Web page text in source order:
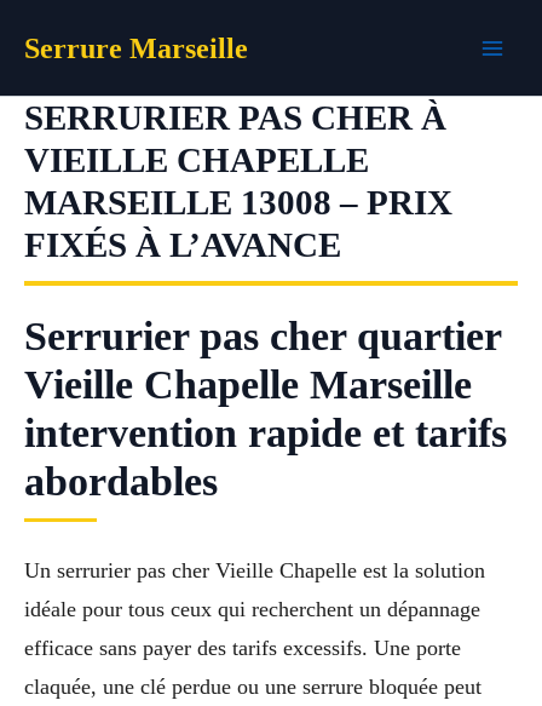
Serrure Marseille
SERRURIER PAS CHER À
VIEILLE CHAPELLE
MARSEILLE 13008 – PRIX
FIXÉS À L’AVANCE
Serrurier pas cher quartier
Vieille Chapelle Marseille
intervention rapide et tarifs
abordables
Un serrurier pas cher Vieille Chapelle est la solution
idéale pour tous ceux qui recherchent un dépannage
efficace sans payer des tarifs excessifs. Une porte
claquée, une clé perdue ou une serrure bloquée peut